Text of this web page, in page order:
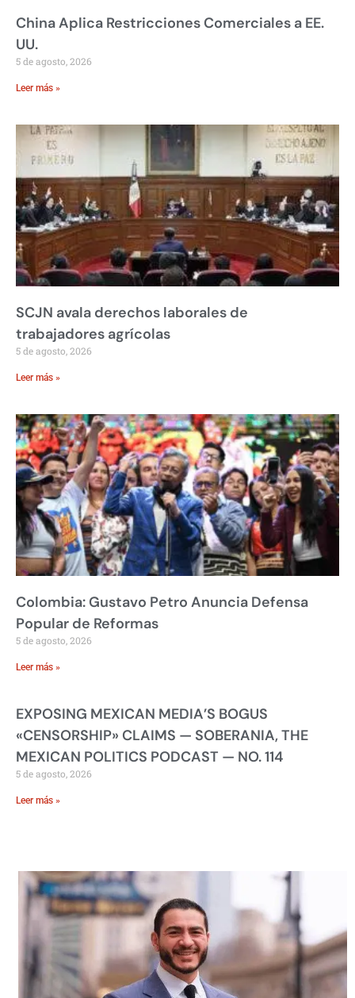
China Aplica Restricciones Comerciales a EE.
UU.
5 de agosto, 2026
Leer más »
SCJN avala derechos laborales de
trabajadores agrícolas
5 de agosto, 2026
Leer más »
Colombia: Gustavo Petro Anuncia Defensa
Popular de Reformas
5 de agosto, 2026
Leer más »
EXPOSING MEXICAN MEDIA’S BOGUS
«CENSORSHIP» CLAIMS — SOBERANIA, THE
MEXICAN POLITICS PODCAST — NO. 114
5 de agosto, 2026
Leer más »